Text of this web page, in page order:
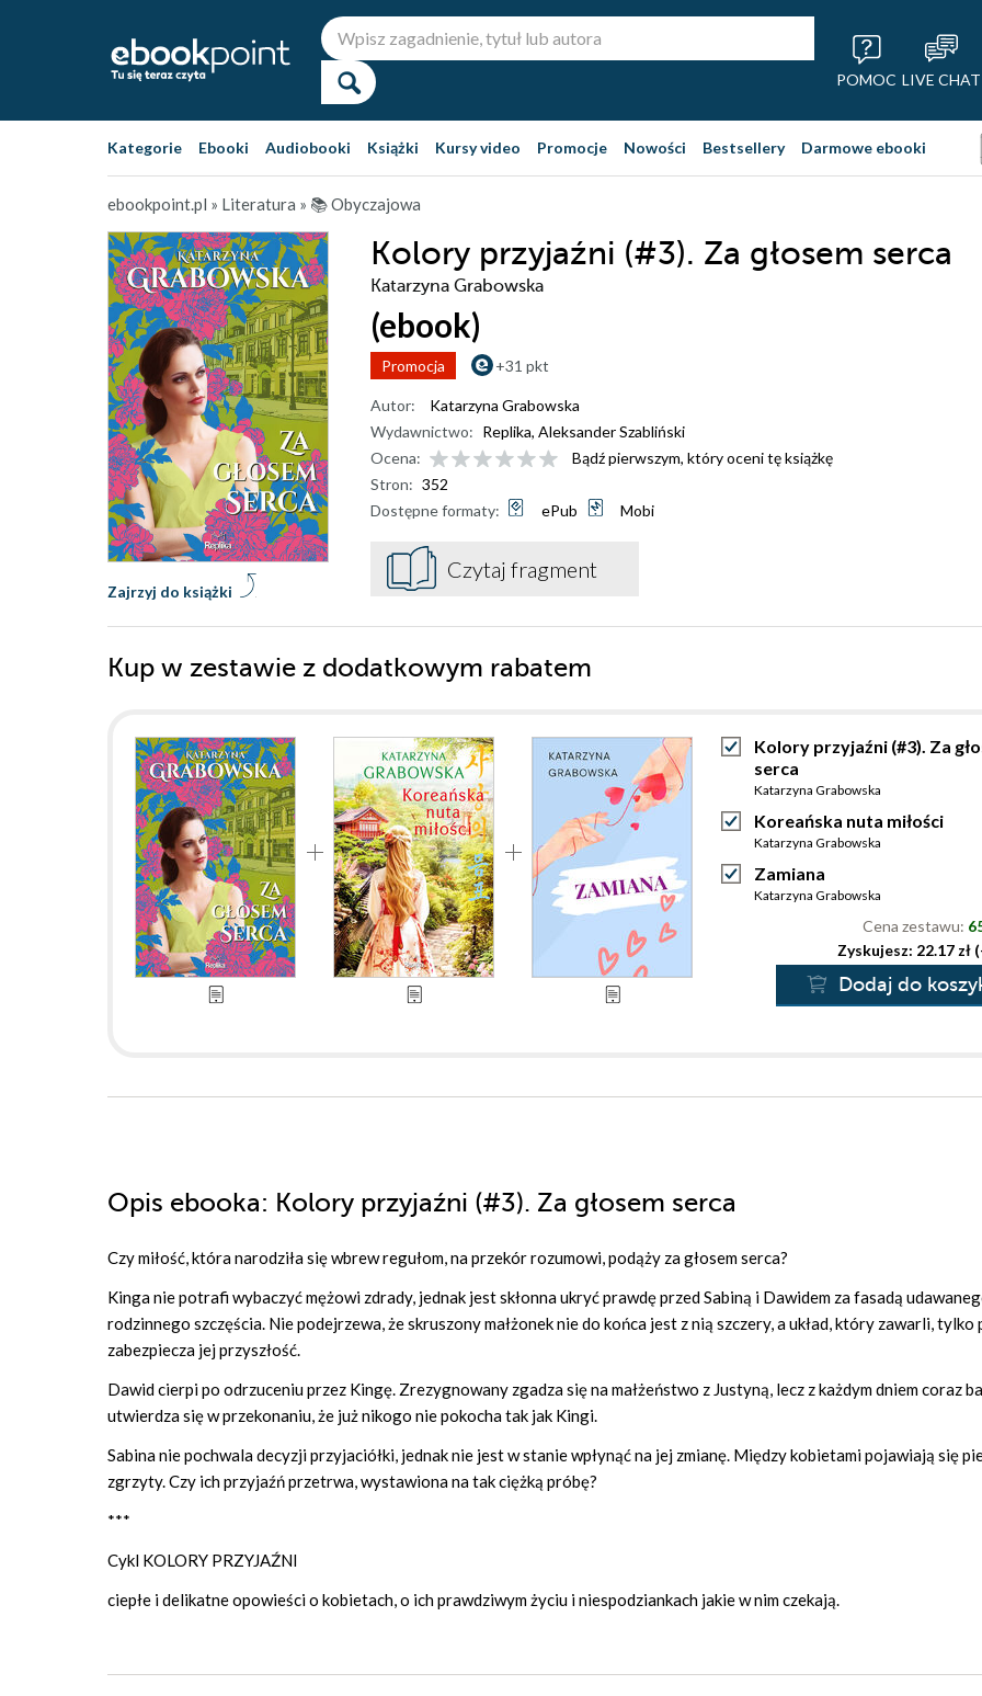
POMOC LIVE CHAT
Kategorie Ebooki Audiobooki Książki Kursy video Promocje Nowości Bestsellery Darmowe ebooki
ebookpoint.pl » Literatura » 📚 Obyczajowa
Kolory przyjaźni (#3). Za głosem serca
Katarzyna Grabowska
(ebook)
Promocja +31 pkt
Zajrzyj do książki
Autor:
Katarzyna Grabowska
Wydawnictwo: Replika, Aleksander Szabliński
Ocena:
Bądź pierwszym, który oceni tę książkę
Stron: 352
Dostępne formaty:
ePub Mobi
Czytaj fragment
Kup w zestawie z dodatkowym rabatem
Kolory przyjaźni (#3). Za
serca
Katarzyna Grabowska
Koreańska nuta miłości
Katarzyna Grabowska
Zamiana
Katarzyna Grabowska
Cena zestawu:
Zyskujesz: 22.17 zł
Dodaj do
Opis ebooka: Kolory przyjaźni (#3). Za głosem serca
Czy miłość, która narodziła się wbrew regułom, na przekór rozumowi, podąży za głosem serca?
Kinga nie potrafi wybaczyć mężowi zdrady, jednak jest skłonna ukryć prawdę przed Sabiną i Dawidem za fasadą
rodzinnego szczęścia. Nie podejrzewa, że skruszony małżonek nie do końca jest z nią szczery, a układ, który zawarli, tylko
zabezpiecza jej przyszłość.
Dawid cierpi po odrzuceniu przez Kingę. Zrezygnowany zgadza się na małżeństwo z Justyną, lecz z każdym dniem coraz
utwierdza się w przekonaniu, że już nikogo nie pokocha tak jak Kingi.
Sabina nie pochwala decyzji przyjaciółki, jednak nie jest w stanie wpłynąć na jej zmianę. Między kobietami pojawiają się
zgrzyty. Czy ich przyjaźń przetrwa, wystawiona na tak ciężką próbę?
***
Cykl KOLORY PRZYJAŹNI
ciepłe i delikatne opowieści o kobietach, o ich prawdziwym życiu i niespodziankach jakie w nim czekają.